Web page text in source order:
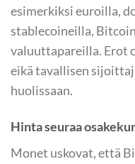
esimerkiksi euroilla,
stablecoineilla,
valuuttapareilla. Erot
eikä tavallisen
huolissaan.
Hinta seuraa
Monet uskovat, että